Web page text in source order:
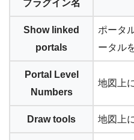
プラグイン名
Show linked
portals
ポータ
ータル
Portal Level
Numbers
地図上
Draw tools 地図上